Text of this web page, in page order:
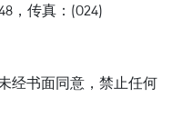
，传真：(024)
经书面同意，禁止任何